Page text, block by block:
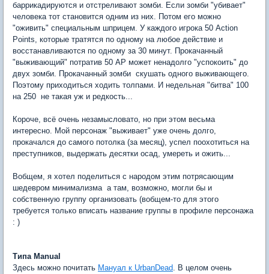
баррикадируются и отстреливают зомби. Если зомби "убивает"
человека тот становится одним из них. Потом его можно
"оживить" специальным шприцем. У каждого игрока 50 Action
Points, которые тратятся по одному на любое действие и
восстанавливаются по одному за 30 минут. Прокачанный
"выживающий" потратив 50 AP может ненадолго "успокоить" до
двух зомби. Прокачанный зомби  скушать одного выживающего.
Поэтому приходиться ходить толпами. И недельная "битва" 100
на 250  не такая уж и редкость...
Короче, всё очень незамысловато, но при этом весьма
интересно. Мой персонаж "выживает" уже очень долго,
прокачался до самого потолка (за месяц), успел поохотиться на
преступников, выдержать десятки осад, умереть и ожить...
Вобщем, я хотел поделиться с народом этим потрясающим
шедевром минимализма  а там, возможно, могли бы и
собственную группу организовать (вобщем-то для этого
требуется только вписать название группы в профиле персонажа
: )
Типа Manual
Здесь можно почитать Мануал к UrbanDead. В целом очень